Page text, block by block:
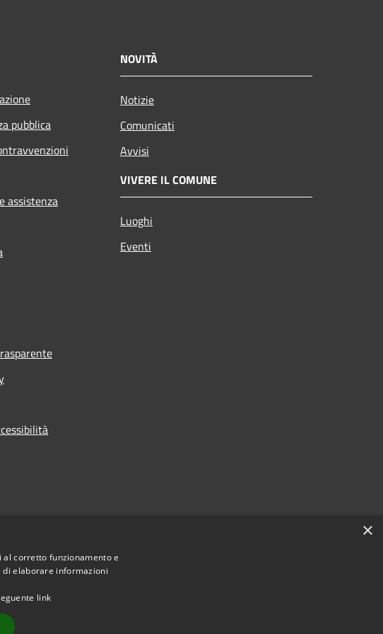
pubblica
assistenza
NOVITÀ
Notizie
Comunicati
Avvisi
VIVERE IL COMUNE
Luoghi
Eventi
×
corretto funzionamento e
di elaborare informazioni
link